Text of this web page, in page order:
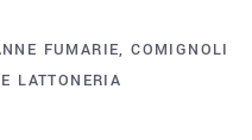
FUMARIE,COMIGNOLI
LATTONERIA